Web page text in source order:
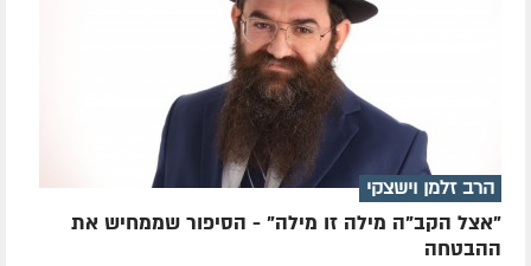
הרב זלמן וישצקי
"אצל הקב"ה מילה זו מילה" - הסיפור שממחיש את
ההבטחה